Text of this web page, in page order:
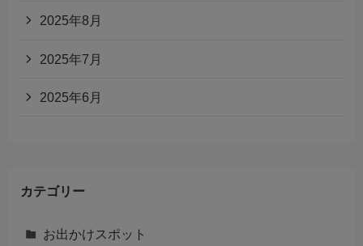
2025年8月
2025年7月
2025年6月
カテゴリー
お出かけスポット